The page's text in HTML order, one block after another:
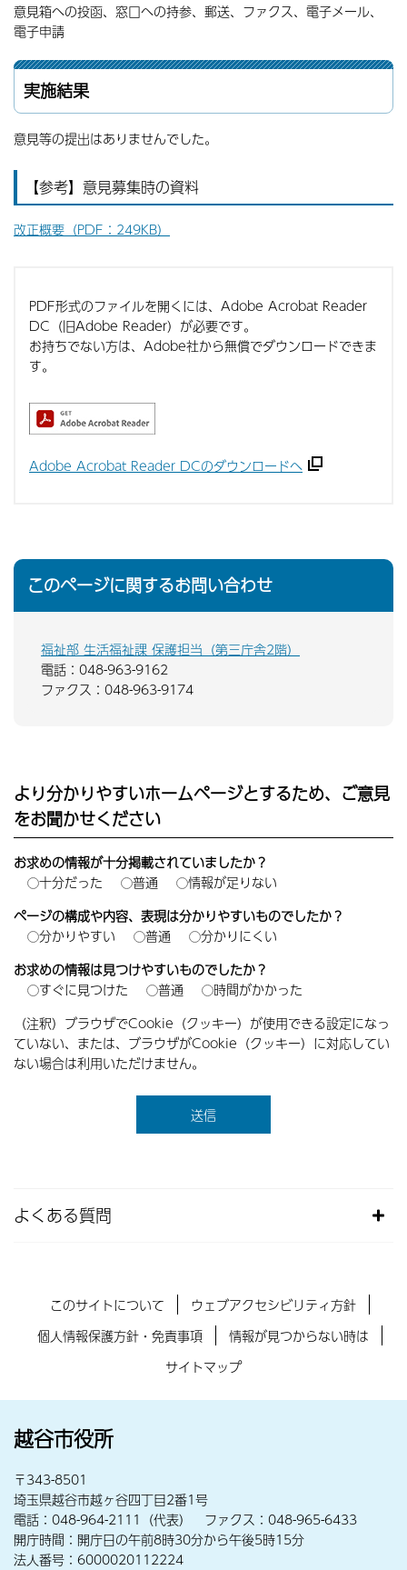
意見箱への投函、窓口への持参、郵送、ファクス、電子メール、
電子申請
実施結果
意見等の提出はありませんでした。
【参考】意見募集時の資料
改正概要（PDF：249KB）
PDF形式のファイルを開くには、Adobe Acrobat Reader
DC（旧Adobe Reader）が必要です。
お持ちでない方は、Adobe社から無償でダウンロードできま
す。
Adobe Acrobat Reader DCのダウンロードへ
このページに関するお問い合わせ
福祉部 生活福祉課 保護担当（第三庁舎2階）
電話：048-963-9162
ファクス：048-963-9174
より分かりやすいホームページとするため、ご意見
をお聞かせください
お求めの情報が十分掲載されていましたか？
十分だった
普通
情報が足りない
ページの構成や内容、表現は分かりやすいものでしたか？
分かりやすい
普通
分かりにくい
お求めの情報は見つけやすいものでしたか？
すぐに見つけた
普通
時間がかかった
（注釈）ブラウザでCookie（クッキー）が使用できる設定になっ
ていない、または、ブラウザがCookie（クッキー）に対応してい
ない場合は利用いただけません。
よくある質問
このサイトについて
ウェブアクセシビリティ方針
個人情報保護方針・免責事項
情報が見つからない時は
サイトマップ
越谷市役所
〒343-8501
埼玉県越谷市越ヶ谷四丁目2番1号
電話：048-964-2111（代表） ファクス：048-965-6433
開庁時間：開庁日の午前8時30分から午後5時15分
法人番号：6000020112224